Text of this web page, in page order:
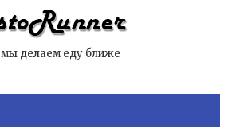
мы делаем еду ближе